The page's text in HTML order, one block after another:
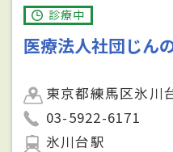
診療中
医療法人社団じん
東京都練馬区氷川
03-5922-6171
氷川台駅